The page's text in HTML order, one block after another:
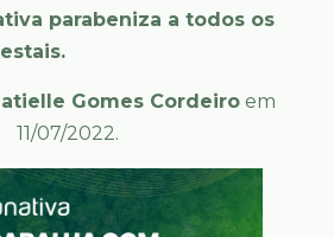
parabeniza a todos os
Gomes Cordeiro em
11/07/2022.